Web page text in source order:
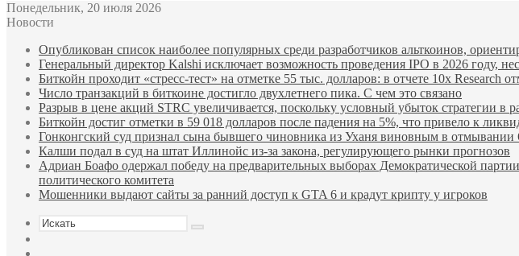
Понедельник, 20 июля 2026
Новости
Опубликован список наиболее популярных среди разработчиков альткоинов,
Генеральный директор Kalshi исключает возможность проведения IPO в 2026 году,
Биткойн проходит «стресс-тест» на отметке 55 тыс. долларов: в отчете 10x Research
Число транзакций в биткоине достигло двухлетнего пика. С чем это связано
Разрыв в цене акций STRC увеличивается, поскольку условный убыток стратегии в
Биткойн достиг отметки в 59 018 долларов после падения на 5%, что привело к
Гонконгский суд признал сына бывшего чиновника из Уханя виновным в отмывании
Калши подал в суд на штат Иллинойс из-за закона, регулирующего рынки прогнозов
Адриан Боафо одержал победу на предварительных выборах Демократической
политического комитета
Мошенники выдают сайты за ранний доступ к GTA 6 и крадут крипту у игроков
Искать